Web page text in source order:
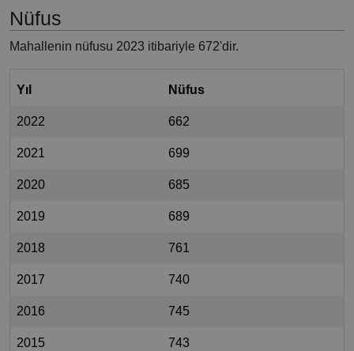
Nüfus
Mahallenin nüfusu 2023 itibariyle 672'dir.
Yıl Nüfus
2022 662
2021 699
2020 685
2019 689
2018 761
2017 740
2016 745
2015 743